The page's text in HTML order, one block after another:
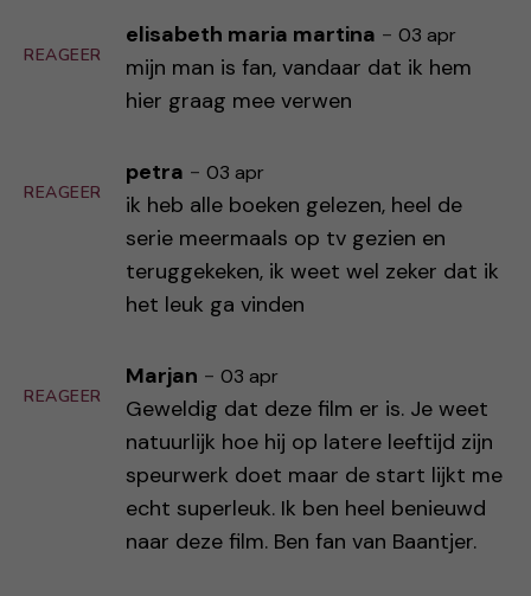
REAGEER
elisabeth maria martina - 03 apr
mijn man is fan, vandaar dat ik hem
hier graag mee verwen
REAGEER
petra - 03 apr
ik heb alle boeken gelezen, heel de
serie meermaals op tv gezien en
teruggekeken, ik weet wel zeker dat ik
het leuk ga vinden
REAGEER
Marjan - 03 apr
Geweldig dat deze film er is. Je weet
natuurlijk hoe hij op latere leeftijd zijn
speurwerk doet maar de start lijkt me
echt superleuk. Ik ben heel benieuwd
naar deze film. Ben fan van Baantjer.